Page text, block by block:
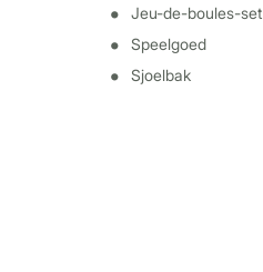
Jeu-de-boules-set
Speelgoed
Sjoelbak